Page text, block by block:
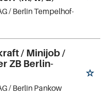
/ Berlin Tempelhof-
/ Minijob /
ZB Berlin-
/ Berlin Pankow